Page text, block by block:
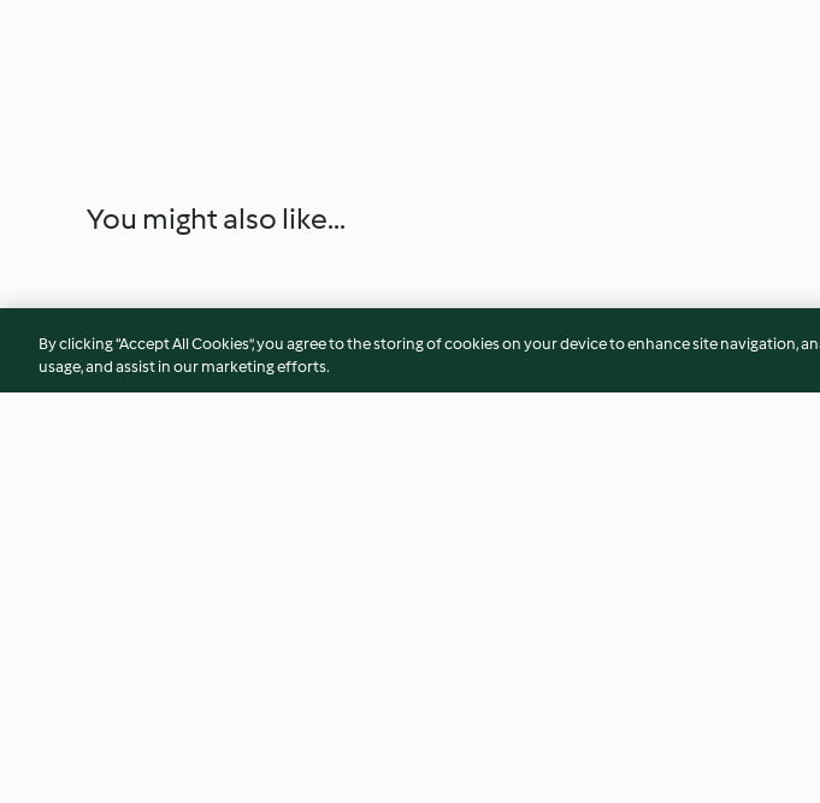
You might also like...
By clicking “Accept All Cookies”, you agree to the storing of cookies on your device to enhance site navigation,
usage, and assist in our marketing efforts.